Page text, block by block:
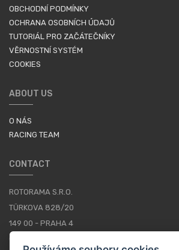
OBCHODNÍ PODMÍNKY
OCHRANA OSOBNÍCH ÚDAJŮ
TUTORIÁL PRO ZAČÁTEČNÍKY
VĚRNOSTNÍ SYSTÉM
COOKIES
ABOUT US
O NÁS
RACING TEAM
CONTACT
ROTORAMA S.R.O.
TÜRKOVA 828/20
149 00 - PRAHA 4